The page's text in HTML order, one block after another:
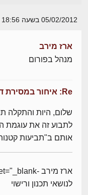
05/02/2012 בשעה 18:56
ארז מירב
מנהל בפורום
Re: איחור במסירת דירה חדשה
שלום, היות והתקלה
לתבוע זה את עוגמת
אותם ב"תביעות
לנושאי תכנון